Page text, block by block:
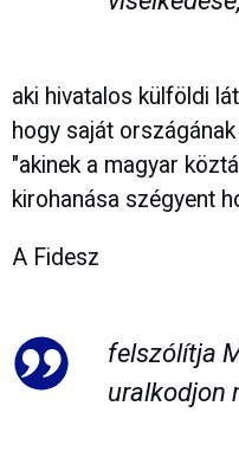
aki hivatalos külföldi
hogy saját
"akinek a magyar
kirohanása szégyent
A Fidesz
felszólítja
uralkodjon